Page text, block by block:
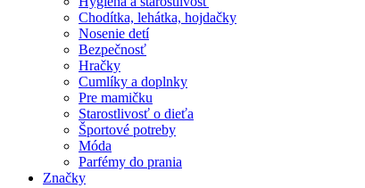
Chodítka, lehátka, hojdačky
Nosenie detí
Bezpečnosť
Hračky
Cumlíky a doplnky
Pre mamičku
Starostlivosť o dieťa
Športové potreby
Móda
Parfémy do prania
Značky